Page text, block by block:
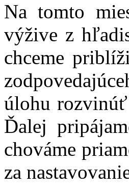
Na tomto
výžive z
chceme
úlohu rozvinúť
Ďalej
chováme
za